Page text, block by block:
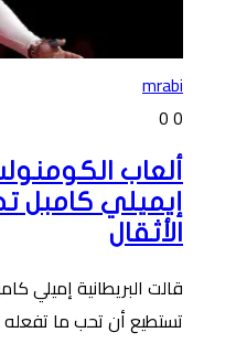
mrabi
0
إيميلي كامبل
الأثقال
قالت البريطانية إميلي
تستطيع أن تحب ما تفعله